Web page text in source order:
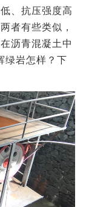
、抗压强度高
者有些类似，
沥青混凝土中
绿岩怎样？下